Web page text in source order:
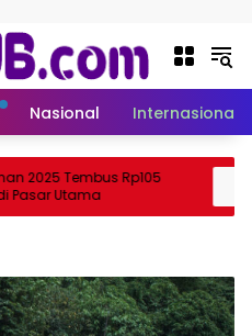
Nasional Internasional
2025 Tembus Rp105
Utama